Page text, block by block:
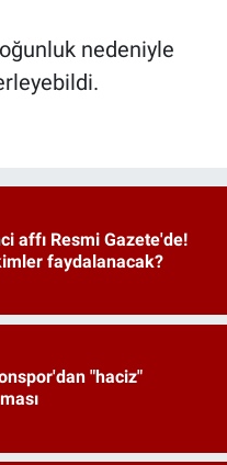
nedeniyle
affı Resmi Gazete'de!
faydalanacak?
"haciz"